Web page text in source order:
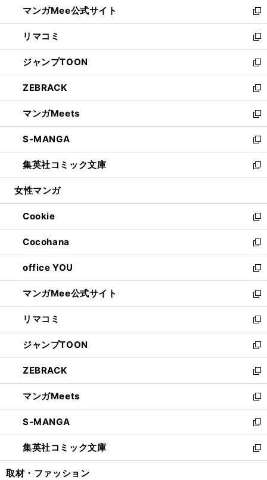
く
ド
ウ
で
開
く
ィ
ン
ド
ウ
で
開
く
い
ウ
ィ
ン
ド
ウ
で
開
く
マンガMee公式サイト
新
し
い
ウ
ィ
ン
ド
ウ
で
開
く
リマコミ
新
し
い
ウ
ィ
ン
ド
ウ
で
開
く
ジャンプTOON
新
し
い
ウ
ィ
ン
ド
ウ
で
開
ZEBRACK
新
し
い
ウ
ィ
ン
ド
ウ
開
く
マンガMeets
新
し
い
ウ
ィ
ン
ウ
で
開
く
S-MANGA
新
し
い
ウ
ン
ド
ウ
で
開
く
集英社コミック文庫
新
し
ウ
ィ
ン
ド
ウ
で
開
く
女性マンガ
Cookie
新
し
い
ウ
ィ
ン
ド
ウ
で
開
く
Cocohana
新
し
い
ウ
ィ
ン
ド
ウ
で
開
く
office YOU
新
し
い
ウ
ィ
ン
ド
ウ
で
開
く
マンガMee公式サイト
新
し
い
ウ
ィ
ン
ド
ウ
で
開
く
リマコミ
新
し
い
ウ
ィ
ン
ド
ウ
で
開
く
ジャンプTOON
新
し
い
ウ
ィ
ン
ド
ウ
で
開
ZEBRACK
新
し
い
ウ
ィ
ン
ド
ウ
マンガMeets
新
し
い
ウ
ィ
ン
S-MANGA
新
し
い
ウ
集英社コミック文庫
新
し
取材・ファッション